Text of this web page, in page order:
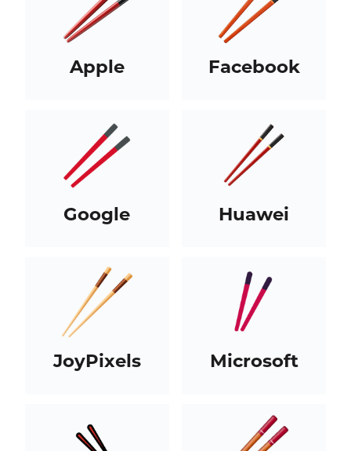
Apple Facebook
Google Huawei
JoyPixels Microsoft